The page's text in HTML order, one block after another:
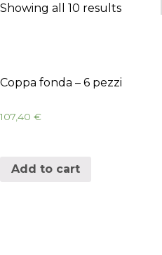
Showing all 10 results
Coppa fonda – 6 pezzi
107,40 €
Add to cart